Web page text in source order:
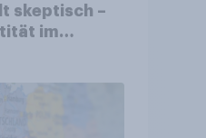
skeptisch –
im